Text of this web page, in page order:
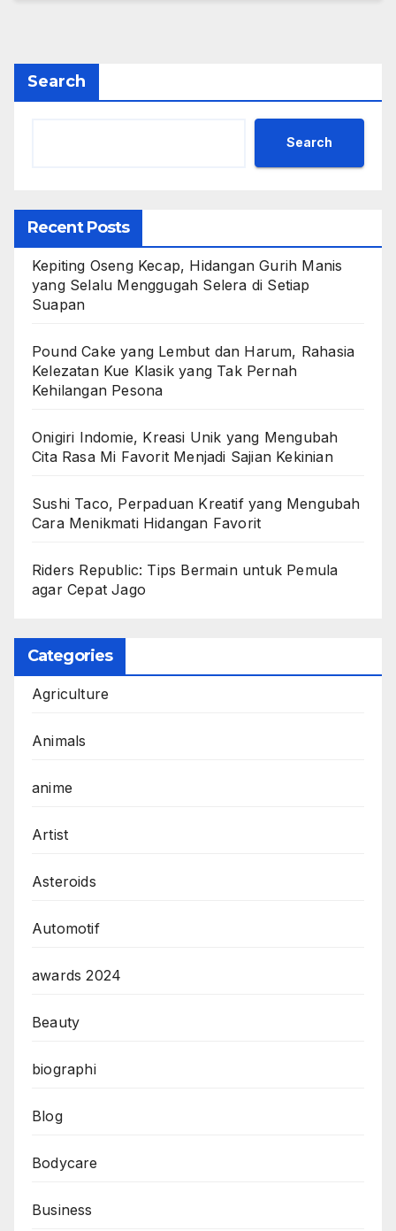
Search
Search
Recent Posts
Kepiting Oseng Kecap, Hidangan Gurih Manis
yang Selalu Menggugah Selera di Setiap
Suapan
Pound Cake yang Lembut dan Harum, Rahasia
Kelezatan Kue Klasik yang Tak Pernah
Kehilangan Pesona
Onigiri Indomie, Kreasi Unik yang Mengubah
Cita Rasa Mi Favorit Menjadi Sajian Kekinian
Sushi Taco, Perpaduan Kreatif yang Mengubah
Cara Menikmati Hidangan Favorit
Riders Republic: Tips Bermain untuk Pemula
agar Cepat Jago
Categories
Agriculture
Animals
anime
Artist
Asteroids
Automotif
awards 2024
Beauty
biographi
Blog
Bodycare
Business